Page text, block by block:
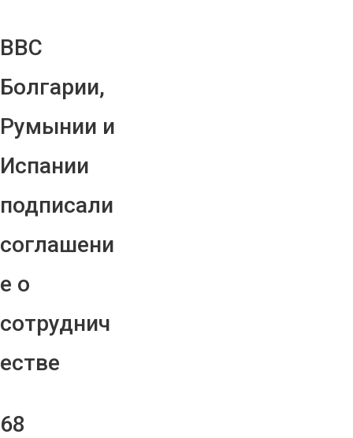
ВВС
Болгарии,
Румынии и
Испании
подписали
соглашени
е о
сотруднич
естве
68